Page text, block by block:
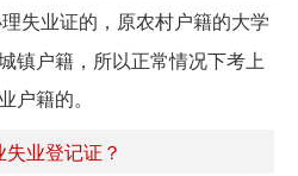
失业证的，原农村户籍的大学
镇户籍，所以正常情况下考上
户籍的。
业登记证？